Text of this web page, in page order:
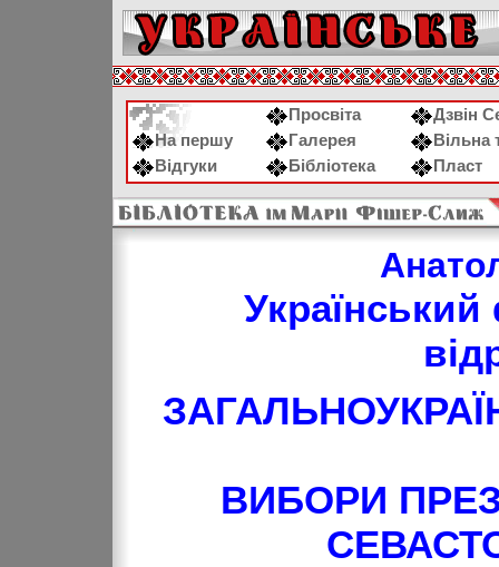
Просвіта
Дзвін
На першу
Галерея
Вільна
Відгуки
Бібліотека Пласт
ВИБОРИ